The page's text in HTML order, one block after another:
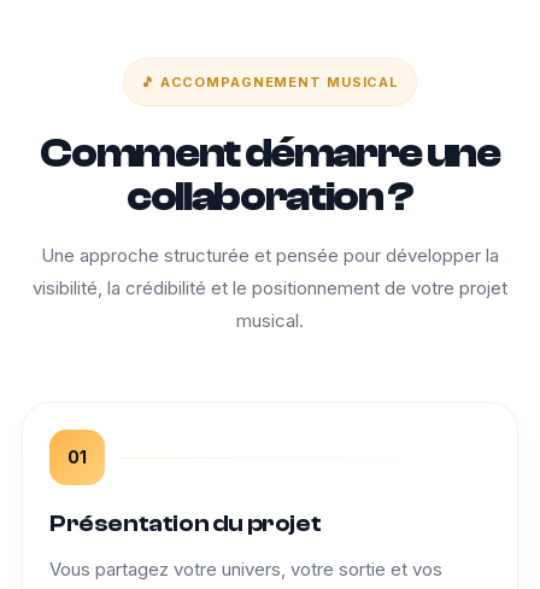
🎵 ACCOMPAGNEMENT MUSICAL
Comment démarre une
collaboration ?
Une approche structurée et pensée pour développer la
visibilité, la crédibilité et le positionnement de votre projet
musical.
01
Présentation du projet
Vous partagez votre univers, votre sortie et vos